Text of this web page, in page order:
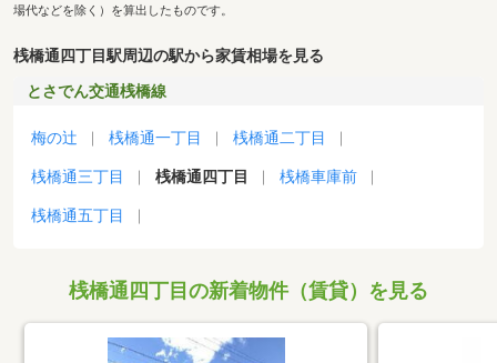
場代などを除く）を算出したものです。
桟橋通四丁目駅周辺の駅から家賃相場を見る
とさでん交通桟橋線
梅の辻 桟橋通一丁目 桟橋通二丁目
桟橋通三丁目 桟橋通四丁目 桟橋車庫前
桟橋通五丁目
桟橋通四丁目の新着物件（賃貸）を見る